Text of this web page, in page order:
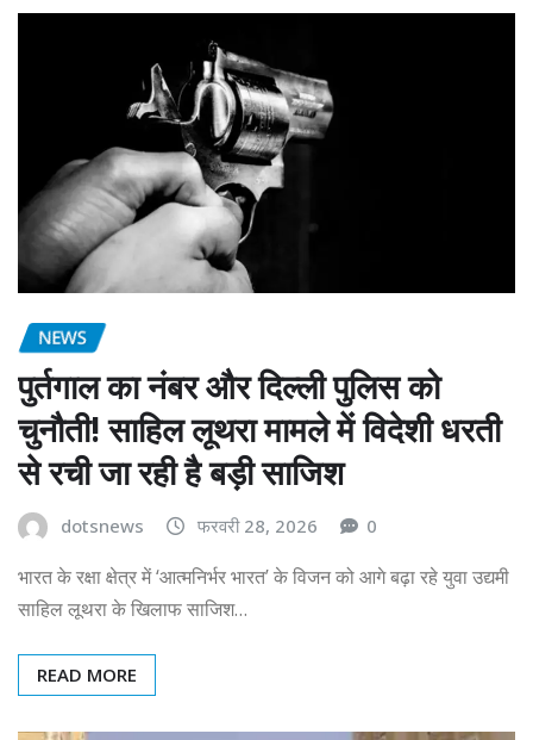
NEWS
पुर्तगाल का नंबर और दिल्ली पुलिस को
चुनौती! साहिल लूथरा मामले में विदेशी धरती
से रची जा रही है बड़ी साजिश
dotsnews फरवरी 28, 2026 0
भारत के रक्षा क्षेत्र में ‘आत्मनिर्भर भारत’ के विजन को आगे बढ़ा रहे युवा उद्यमी
साहिल लूथरा के खिलाफ साजिश…
READ MORE